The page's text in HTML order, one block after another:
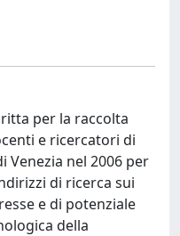
per la raccolta
e ricercatori di
Venezia nel 2006 per
di ricerca sui
e di potenziale
della